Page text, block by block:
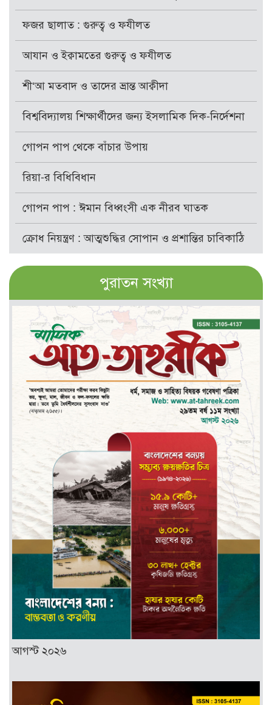
ফজর ছালাত : গুরুত্ব ও ফযীলত
আযান ও ইক্বামতের গুরুত্ব ও ফযীলত
শী‘আ মতবাদ ও তাদের ভ্রান্ত আক্বীদা
বিশ্ববিদ্যালয় শিক্ষার্থীদের জন্য ইসলামিক দিক-নির্দেশনা
গোপন পাপ থেকে বাঁচার উপায়
রিয়া-র বিধিবিধান
গোপন পাপ : ঈমান বিধ্বংসী এক নীরব ঘাতক
ক্রোধ নিয়ন্ত্রণ : আত্মশুদ্ধির সোপান ও প্রশান্তির চাবিকাঠি
পুরাতন সংখ্যা
আগস্ট ২০২৬